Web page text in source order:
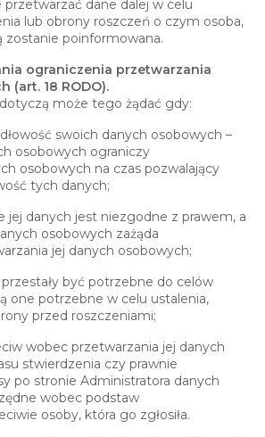
dane dalej w celu
lub obrony roszczeń o czym osoba,
zostanie poinformowana.
ograniczenia przetwarzania
(art. 18 RODO).
może tego żądać gdy:
swoich danych osobowych –
osobowych ograniczy
osobowych na czas pozwalający
tych danych;
jej danych jest niezgodne z prawem, a
osobowych zażąda
jej danych osobowych;
być potrzebne do celów
one potrzebne w celu ustalenia,
przed roszczeniami;
wobec przetwarzania jej danych
stwierdzenia czy prawnie
po stronie Administratora danych
wobec podstaw
osoby, która go zgłosiła.